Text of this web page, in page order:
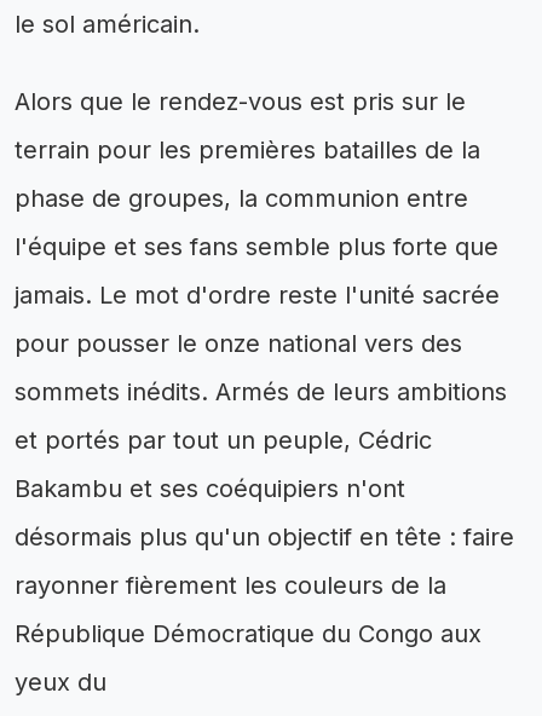
le sol américain.
Alors que le rendez-vous est pris sur le
terrain pour les premières batailles de la
phase de groupes, la communion entre
l'équipe et ses fans semble plus forte que
jamais. Le mot d'ordre reste l'unité sacrée
pour pousser le onze national vers des
sommets inédits. Armés de leurs ambitions
et portés par tout un peuple, Cédric
Bakambu et ses coéquipiers n'ont
désormais plus qu'un objectif en tête : faire
rayonner fièrement les couleurs de la
République Démocratique du Congo aux
yeux du